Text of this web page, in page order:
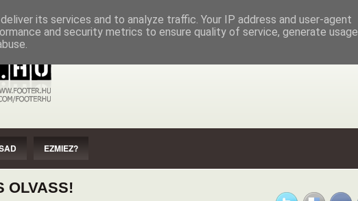
EZMIEZ? IMPRESSZUM SZERZŐI JOGOK
EZMIEZ?
OLVASS!
its services and to analyze traffic. Your IP address and user-agent
and security metrics to ensure quality of service, generate usage